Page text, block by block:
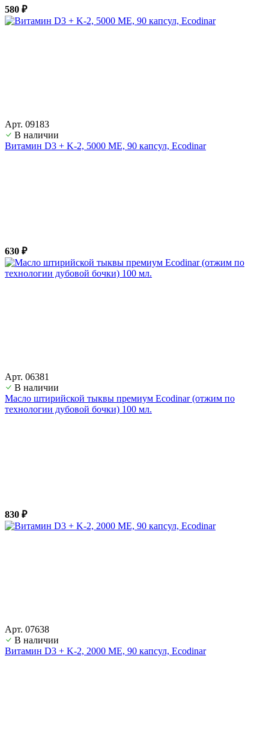
580 ₽
Арт. 09183
В наличии
Витамин D3 + K-2, 5000 ME, 90 капсул, Ecodinar
630 ₽
Арт. 06381
В наличии
Масло штирийской тыквы премиум Ecodinar (отжим по
технологии дубовой бочки) 100 мл.
830 ₽
Арт. 07638
В наличии
Витамин D3 + K-2, 2000 ME, 90 капсул, Ecodinar